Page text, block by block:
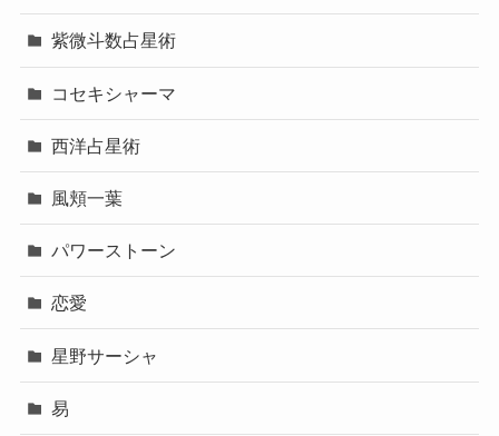
紫微斗数占星術
コセキシャーマ
西洋占星術
風頬一葉
パワーストーン
恋愛
星野サーシャ
易